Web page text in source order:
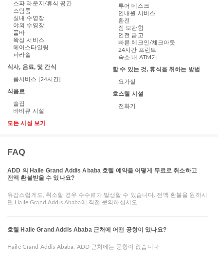
스파 라운지/휴식 공간
스팀룸
실내 수영장
야외 수영장
풀바
왁싱 서비스
헤어스타일링
파라솔
식사, 음료, 및 간식
룸서비스 [24시간]
식음료
술집
바비큐 시설
투어 데스크
안내원 서비스
환전
짐 보관함
안전 금고
빠른 체크인/체크아웃
24시간 프런트
숙소 내 ATM기
할 수 있는 것, 휴식을 취하는 방법
요가실
호스텔 시설
전화기
모든 시설 보기
FAQ
ADD 의 Haile Grand Addis Ababa 호텔 예약을 어떻게 무료로 취소하고
전액 환불받을 수 있나요?
유감스럽게도, 취소할 경우 수수료가 발생할 수 있습니다. 전액 환불을 원하시
면 Haile Grand Addis Ababa에 직접 문의하십시오.
호텔 Haile Grand Addis Ababa 근처에 어떤 공항이 있나요?
Haile Grand Addis Ababa, ADD 근처에는 공항이 없습니다